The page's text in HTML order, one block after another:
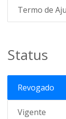
Termo de
Status
Revogado
Vigente